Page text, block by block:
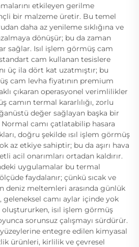
etkileyen gerilme
bir malzeme üretir. Bu temel
daha az yenileme sıklığına ve
dönüşür; bu da zaman
sağlar. Isıl işlem görmüş cam
cam kullanan tesislere
üç ila dört kat uzatmıştır; bu
cam levha fiyatının premium
çıkaran operasyonel verimlilikler
camın termal kararlılığı, zorlu
değer sağlayan başka bir
Normal camı çatlatabilip hasara
doğru şekilde ısıl işlem görmüş
az etkiye sahiptir; bu da aşırı hava
acil onarımları ortadan kaldırır.
uygulamalar bu termal
faydalanır; çünkü sıcak ve
deniz meltemleri arasında günlük
geleneksel camı aylar içinde yok
isıl işlem görmüş
sorunsuz çalışmayı sürdürür.
entegre edilen kimyasal
ürünleri, kirlilik ve çevresel